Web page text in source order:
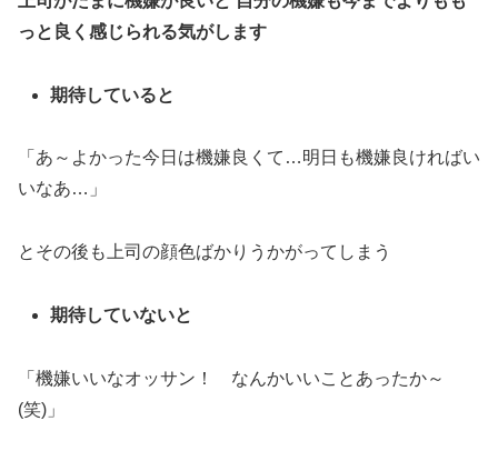
っと良く感じられる気がします
期待していると
「あ～よかった今日は機嫌良くて…明日も機嫌良ければい
いなあ…」
とその後も上司の顔色ばかりうかがってしまう
期待していないと
「機嫌いいなオッサン！ なんかいいことあったか～
(笑)」